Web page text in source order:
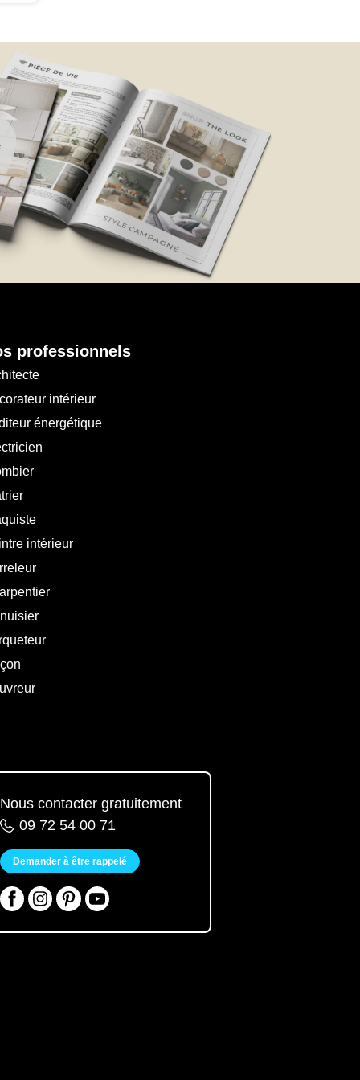
professionnels
intérieur
énergétique
intérieur
Nous contacter gratuitement
09 72 54 00 71
Demander à être rappelé